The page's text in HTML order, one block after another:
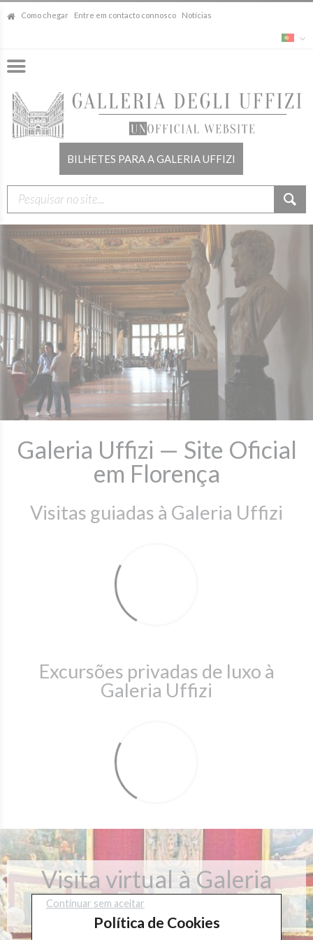
Como chegar Entre em contacto connosco Notícias
BILHETES PARA A GALERIA UFFIZI
Galeria Uffizi — Site Oficial
em Florença
Visitas guiadas à Galeria Uffizi
Excursões privadas de luxo à
Galeria Uffizi
Visita virtual à Galeria
Uffizi
Continuar sem aceitar
Política de Cookies